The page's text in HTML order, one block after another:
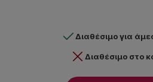
Διαθέσιμο για
Διαθέσιμο στο